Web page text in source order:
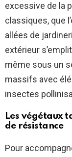
excessive de la
classiques, que
allées de
extérieur
même sous un
massifs avec
insectes
Les végétaux
de résistance
Pour